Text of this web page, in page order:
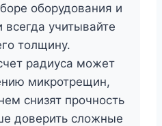
оборудования и
учитывайте
толщину.
радиуса может
микротрещин,
снизят прочность
доверить сложные